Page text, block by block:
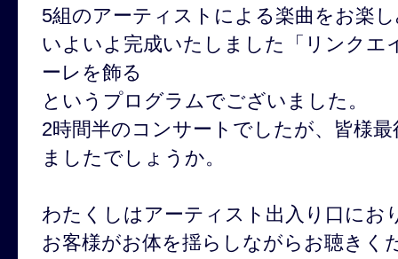
5組のアーティストによる楽曲をお楽
いよいよ完成いたしました「リンクエ
ーレを飾る
というプログラムでございました。
2時間半のコンサートでしたが、皆様
ましたでしょうか。
わたくしはアーティスト出入り口にお
お客様がお体を揺らしながらお聴きく